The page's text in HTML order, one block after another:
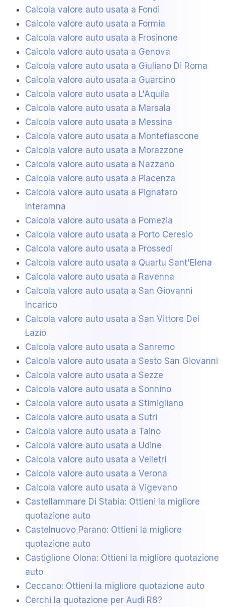
Calcola valore auto usata a Fondi
Calcola valore auto usata a Formia
Calcola valore auto usata a Frosinone
Calcola valore auto usata a Genova
Calcola valore auto usata a Giuliano Di Roma
Calcola valore auto usata a Guarcino
Calcola valore auto usata a L'Aquila
Calcola valore auto usata a Marsala
Calcola valore auto usata a Messina
Calcola valore auto usata a Montefiascone
Calcola valore auto usata a Morazzone
Calcola valore auto usata a Nazzano
Calcola valore auto usata a Piacenza
Calcola valore auto usata a Pignataro
Interamna
Calcola valore auto usata a Pomezia
Calcola valore auto usata a Porto Ceresio
Calcola valore auto usata a Prossedi
Calcola valore auto usata a Quartu Sant'Elena
Calcola valore auto usata a Ravenna
Calcola valore auto usata a San Giovanni
Incarico
Calcola valore auto usata a San Vittore Del
Lazio
Calcola valore auto usata a Sanremo
Calcola valore auto usata a Sesto San Giovanni
Calcola valore auto usata a Sezze
Calcola valore auto usata a Sonnino
Calcola valore auto usata a Stimigliano
Calcola valore auto usata a Sutri
Calcola valore auto usata a Taino
Calcola valore auto usata a Udine
Calcola valore auto usata a Velletri
Calcola valore auto usata a Verona
Calcola valore auto usata a Vigevano
Castellammare Di Stabia: Ottieni la migliore
quotazione auto
Castelnuovo Parano: Ottieni la migliore
quotazione auto
Castiglione Olona: Ottieni la migliore quotazione
auto
Ceccano: Ottieni la migliore quotazione auto
Cerchi la quotazione per Audi R8?